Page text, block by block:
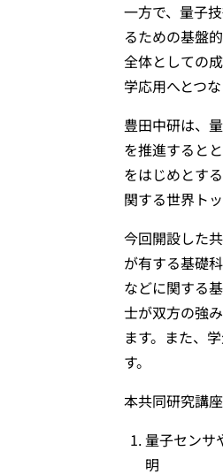
一方で、量子
るための基盤
全体としての
学応用へとつ
豊田中研は、
を推進すると
をはじめとす
関する世界ト
今回開設した
が有する基礎
などに関する
士が双方の強
ます。また、
す。
本共同研究講
量子センサ
明